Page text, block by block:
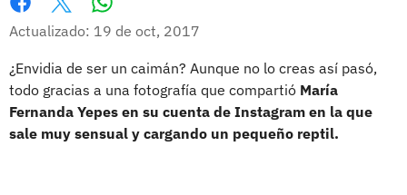
Facebook
X
Actualizado: 19 de oct, 2017
¿Envidia de ser un caimán? Aunque no lo creas así pasó,
todo gracias a una fotografía que compartió María
Fernanda Yepes en su cuenta de Instagram en la que
sale muy sensual y cargando un pequeño reptil.